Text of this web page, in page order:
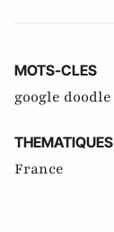
MOTS-CLES
google doodle
THEMATIQUES
France